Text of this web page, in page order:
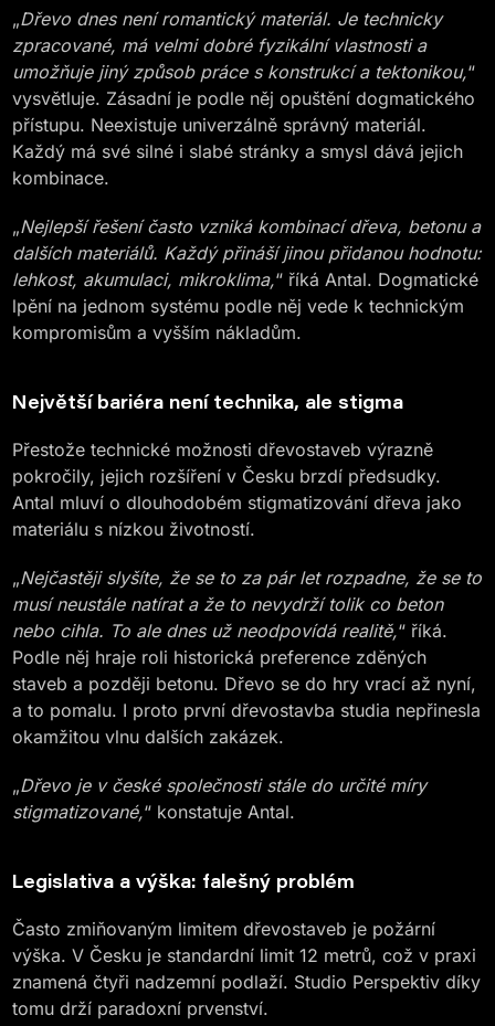
„Dřevo dnes není romantický materiál. Je technicky
zpracované, má velmi dobré fyzikální vlastnosti a
umožňuje jiný způsob práce s konstrukcí a tektonikou,“
vysvětluje. Zásadní je podle něj opuštění dogmatického
přístupu. Neexistuje univerzálně správný materiál.
Každý má své silné i slabé stránky a smysl dává jejich
kombinace.
„Nejlepší řešení často vzniká kombinací dřeva, betonu a
dalších materiálů. Každý přináší jinou přidanou hodnotu:
lehkost, akumulaci, mikroklima,“ říká Antal. Dogmatické
lpění na jednom systému podle něj vede k technickým
kompromisům a vyšším nákladům.
Největší bariéra není technika, ale stigma
Přestože technické možnosti dřevostaveb výrazně
pokročily, jejich rozšíření v Česku brzdí předsudky.
Antal mluví o dlouhodobém stigmatizování dřeva jako
materiálu s nízkou životností.
„Nejčastěji slyšíte, že se to za pár let rozpadne, že se to
musí neustále natírat a že to nevydrží tolik co beton
nebo cihla. To ale dnes už neodpovídá realitě,“ říká.
Podle něj hraje roli historická preference zděných
staveb a později betonu. Dřevo se do hry vrací až nyní,
a to pomalu. I proto první dřevostavba studia nepřinesla
okamžitou vlnu dalších zakázek.
„Dřevo je v české společnosti stále do určité míry
stigmatizované,“ konstatuje Antal.
Legislativa a výška: falešný problém
Často zmiňovaným limitem dřevostaveb je požární
výška. V Česku je standardní limit 12 metrů, což v praxi
znamená čtyři nadzemní podlaží. Studio Perspektiv díky
tomu drží paradoxní prvenství.